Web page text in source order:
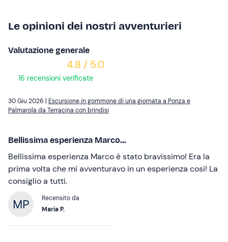
Le opinioni dei nostri avventurieri
Valutazione generale
4.8 / 5.0
16 recensioni verificate
30 Giu 2026 | Escursione in gommone di una giornata a Ponza e
Palmarola da Terracina con brindisi
Bellissima esperienza Marco...
Bellissima esperienza Marco è stato bravissimo! Era la
prima volta che mi avventuravo in un esperienza cosi! La
consiglio a tutti.
Recensito da
Maria P.